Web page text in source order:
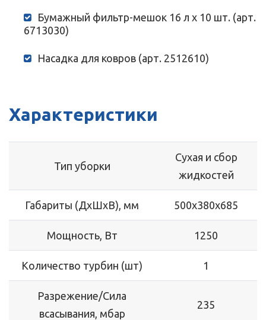
Бумажный фильтр-мешок 16 л х 10 шт. (арт.
6713030)
Насадка для ковров (арт. 2512610)
Характеристики
Тип уборки
Сухая и сбор
жидкостей
Габариты (ДхШхВ), мм 500x380x685
Мощность, Вт 1250
Количество турбин (шт) 1
Разрежение/Сила
всасывания, мбар
235